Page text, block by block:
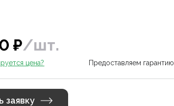
₽/шт.
цена? Предоставляем гарантию
заявку